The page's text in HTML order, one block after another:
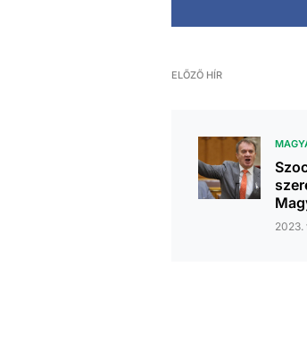
ELŐZŐ HÍR
2023.